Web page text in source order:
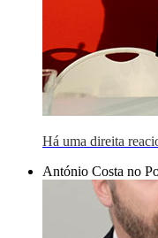
Há uma direita
António Costa no